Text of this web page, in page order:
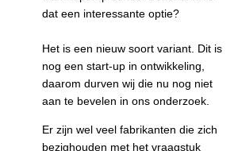
dat een interessante optie?
Het is een nieuw soort variant. Dit is
nog een start-up in ontwikkeling,
daarom durven wij die nu nog niet
aan te bevelen in ons onderzoek.
Er zijn wel veel fabrikanten die zich
bezighouden met het vraagstuk